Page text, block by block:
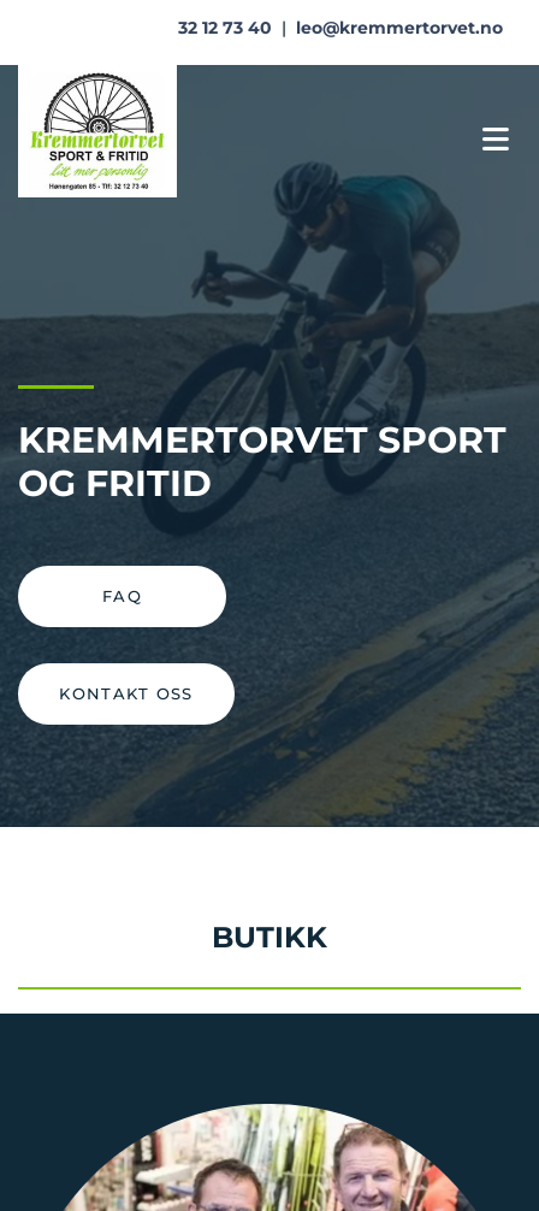
32 12 73 40 | leo@kremmertorvet.no
KREMMERTORVET SPORT
OG FRITID
FAQ
KONTAKT OSS
BUTIKK